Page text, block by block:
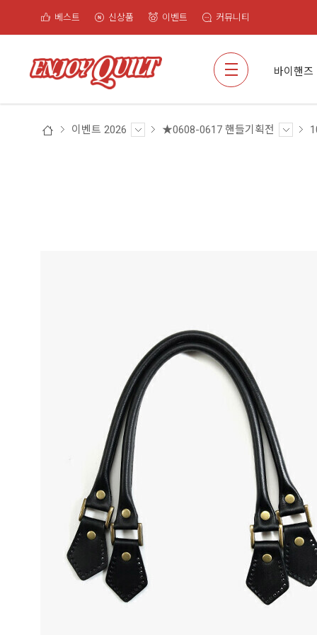
베스트 신상품 이벤트 커뮤니티
바이핸즈
이벤트 2026 ★0608-0617 핸들기획전